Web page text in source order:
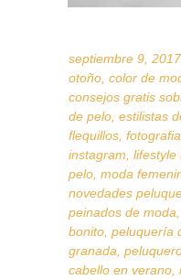
septiembre 9, 2017
otoño, color de
consejos gratis
de pelo, estilistas
flequillos, fotografia
instagram, lifestyle
pelo, moda
novedades
peinados de moda,
bonito, peluquería
granada,
cabello en verano,